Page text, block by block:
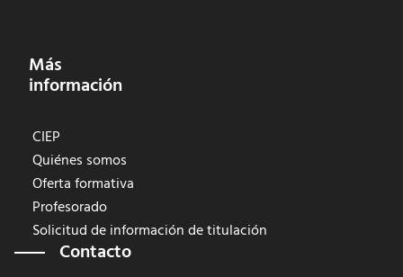
Más
información
CIEP
Quiénes somos
Oferta formativa
Profesorado
Solicitud de información de titulación
Contacto